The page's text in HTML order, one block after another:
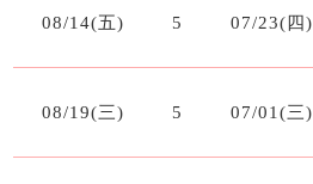
08/14(五) 5 07/23(四)
08/19(三) 5 07/01(三)